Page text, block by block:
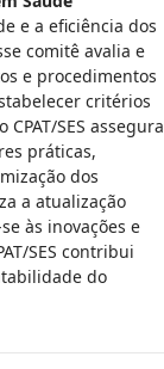
e a eficiência dos
comitê avalia e
e procedimentos
critérios
SES assegura
práticas,
dos
a atualização
às inovações e
SES contribui
do